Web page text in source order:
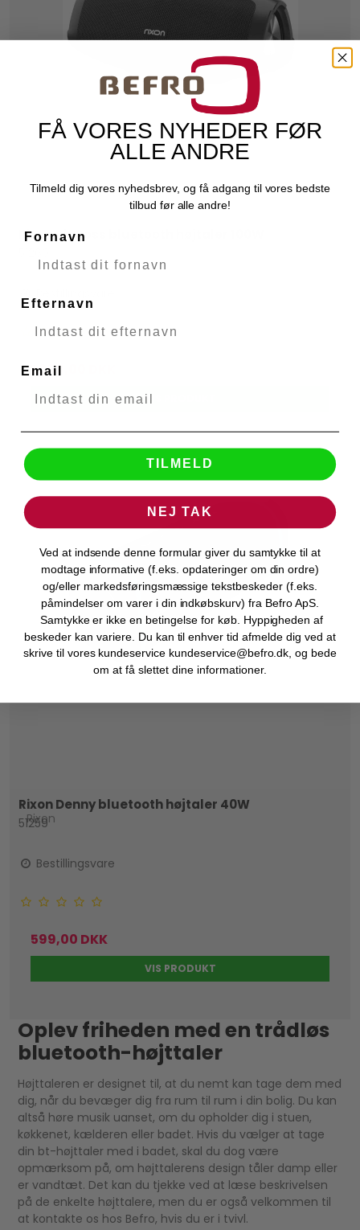
Rixon BigBoss bluetooth højtaler 100W
1.399,00 DKK
VIS PRODUKT
Rixon Denny bluetooth højtaler 40W
Rixon
51259
Bestillingsvare
599,00 DKK
VIS PRODUKT
Oplev friheden med en trådløs
bluetooth-højttaler
Højttaleren er designet til, at du nemt kan tage dem med
dig, når du bevæger dig fra rum til rum i din bolig. Du kan
altså høre musik uanset, om du opholder dig i stuen,
køkkenet, kælderen eller badet. Hvis du vælger at tage
din bt-højttaler med i badet, skal du dog være
opmærksom på, om højttalerens design tåler damp eller
er vandtæt. Det kan du tjekke ved at læse beskrivelsen
på de enkelte højttalere, men du er også velkommen til
at kontakte os hos Befro, hvis du er i tvivl.
FÅ VORES NYHEDER FØR
ALLE ANDRE
Tilmeld dig vores nyhedsbrev, og få adgang til vores bedste
tilbud før alle andre!
Fornavn
Efternavn
Email
TILMELD
NEJ TAK
Ved at indsende denne formular giver du samtykke til at
modtage informative (f.eks. opdateringer om din ordre)
og/eller markedsføringsmæssige tekstbeskeder (f.eks.
påmindelser om varer i din indkøbskurv) fra Befro ApS.
Samtykke er ikke en betingelse for køb. Hyppigheden af
beskeder kan variere. Du kan til enhver tid afmelde dig ved at
skrive til vores kundeservice kundeservice@befro.dk, og bede
om at få slettet dine informationer.